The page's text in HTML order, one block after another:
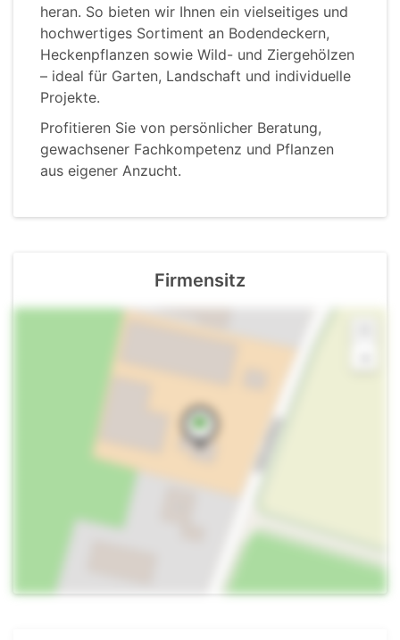
heran. So bieten wir Ihnen ein vielseitiges und
hochwertiges Sortiment an Bodendeckern,
Heckenpflanzen sowie Wild- und Ziergehölzen
– ideal für Garten, Landschaft und individuelle
Projekte.
Profitieren Sie von persönlicher Beratung,
gewachsener Fachkompetenz und Pflanzen
aus eigener Anzucht.
Firmensitz